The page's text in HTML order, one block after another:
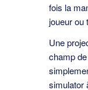
fois la
joueur ou
Une
champ
simulator